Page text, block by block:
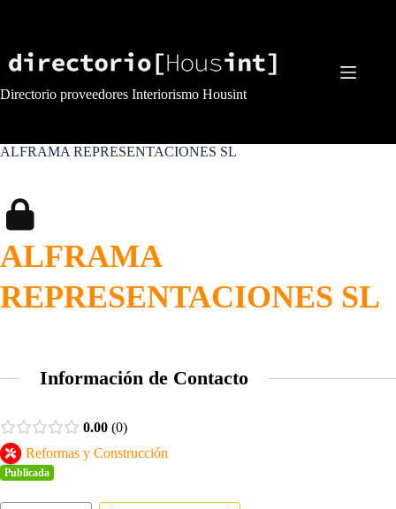
Directorio proveedores Interiorismo Housint
ALFRAMA REPRESENTACIONES SL
ALFRAMA
REPRESENTACIONES SL
Información de Contacto
0.00 0
Reformas y Construcción
Publicada